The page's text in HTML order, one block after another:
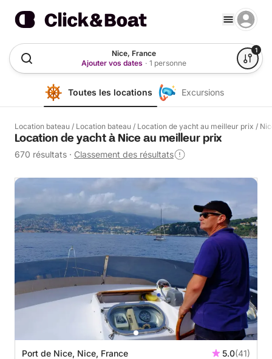
Nice, France
Ajouter vos dates · 1 personne
1
Toutes les locations Excursions
Location bateau / Location bateau / Location de yacht au meilleur prix /
Location de yacht à Nice au meilleur prix
670 résultats · Classement des résultats
Port de Nice, Nice, France 5.0(41)